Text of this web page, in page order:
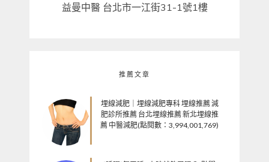
益曼中醫 台北市一江街31-1號1樓
推薦文章
埋線減肥｜埋線減肥專科 埋線推薦 減
肥診所推薦 台北埋線推薦 新北埋線推
薦 中醫減肥(點閱數：3,994,001,769)